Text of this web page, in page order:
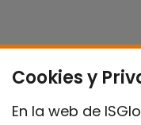
Cookies y
En la web de